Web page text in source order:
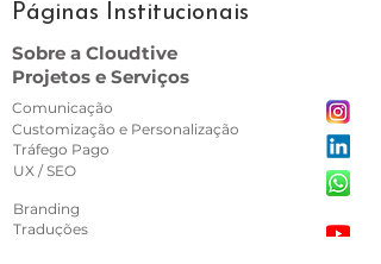
Páginas Institucionais
Sobre a Cloudtive
Projetos e Serviços
Comunicação
Customização e Personalização
Tráfego Pago
UX / SEO
Branding
Traduções